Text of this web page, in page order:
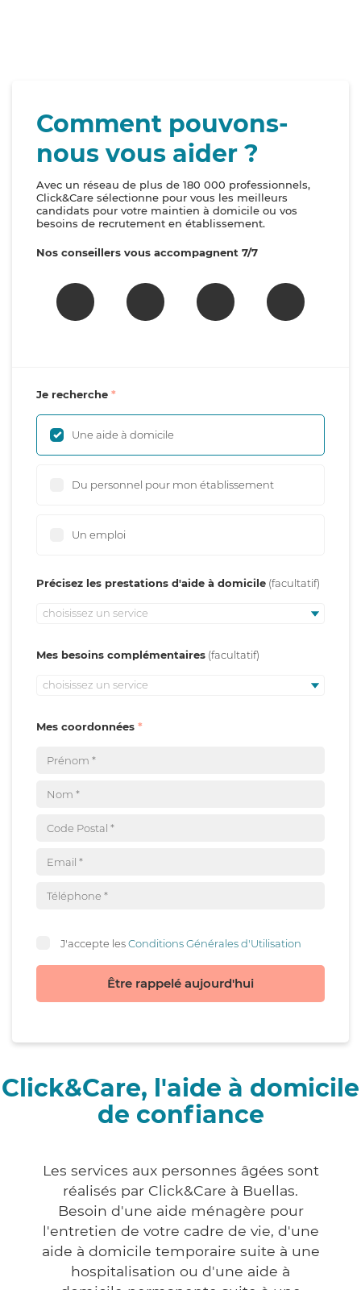
Comment pouvons-
nous vous aider ?
Avec un réseau de plus de 180 000 professionnels,
Click&Care sélectionne pour vous les meilleurs
candidats pour votre maintien à domicile ou vos
besoins de recrutement en établissement.
Nos conseillers vous accompagnent 7/7
Je recherche
Une aide à domicile
Du personnel pour mon établissement
Un emploi
Précisez les prestations d'aide à domicile
choisissez un service
Mes besoins complémentaires
choisissez un service
Mes coordonnées
J'accepte lesConditions Générales d'Utilisation
Être rappelé aujourd'hui
Click&Care, l'aide à domicile
de confiance
Les services aux personnes âgées sont
réalisés par Click&Care à Buellas.
Besoin d'une aide ménagère pour
l'entretien de votre cadre de vie, d'une
aide à domicile temporaire suite à une
hospitalisation ou d'une aide à